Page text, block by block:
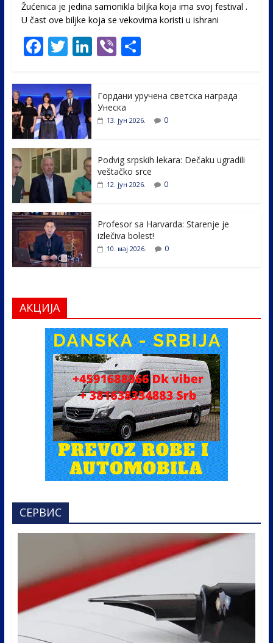
Žućenica je jedina samonikla biljka koja ima svoj festival .
U čast ovе biljke koja se vekovima koristi u ishrani
F
e
b
o
o
k
T
itt
er
Li
e
dI
Vi S
e
Гордани уручена светска награда
Унеска
13. јун 2026. 0
Podvig srpskih lekara: Dečaku ugradili
veštačko srce
12. јун 2026. 0
Profesor sa Harvarda: Starenje je
izlečiva bolest!
10. мај 2026. 0
АКЦИЈА
СЕРВИС